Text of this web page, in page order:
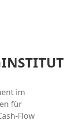
im
für
Flow